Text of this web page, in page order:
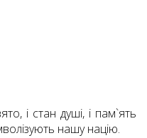
і стан душі, і пам`ять
нашу націю.